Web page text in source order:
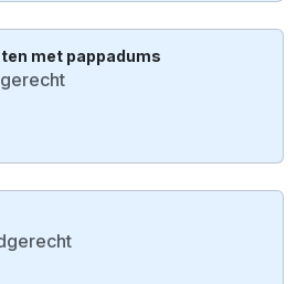
met pappadums